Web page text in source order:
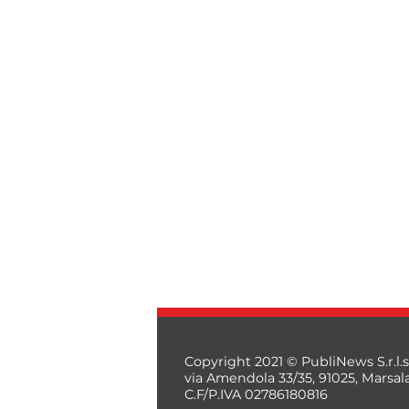
Copyright 2021 © PubliNews
via Amendola 33/35, 91025,
C.F/P.IVA 02786180816